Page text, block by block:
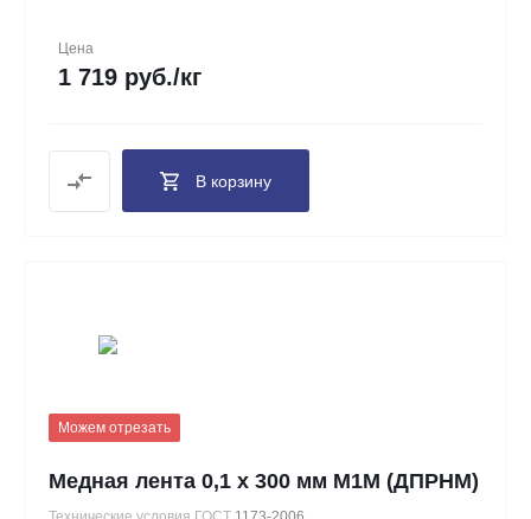
Цена
1 719 руб./кг
В корзину
Можем отрезать
Медная лента 0,1 х 300 мм М1М (ДПРНМ)